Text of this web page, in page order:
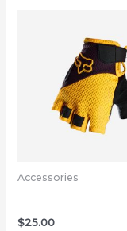
Accessories
$25.00